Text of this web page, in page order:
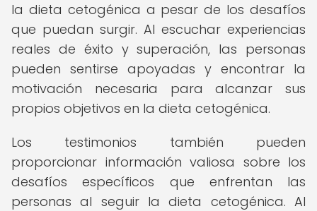
la dieta cetogénica a pesar de los desafíos
que puedan surgir. Al escuchar experiencias
reales de éxito y superación, las personas
pueden sentirse apoyadas y encontrar la
motivación necesaria para alcanzar sus
propios objetivos en la dieta cetogénica.
Los testimonios también pueden
proporcionar información valiosa sobre los
desafíos específicos que enfrentan las
personas al seguir la dieta cetogénica. Al